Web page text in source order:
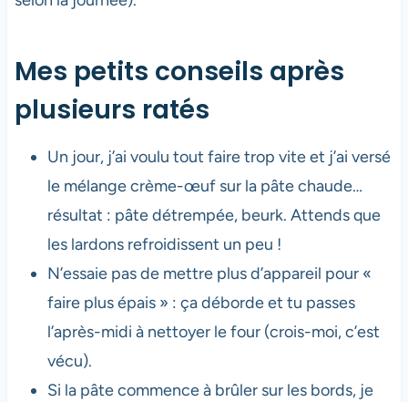
Mes petits conseils après
plusieurs ratés
Un jour, j’ai voulu tout faire trop vite et j’ai versé
le mélange crème-œuf sur la pâte chaude…
résultat : pâte détrempée, beurk. Attends que
les lardons refroidissent un peu !
N’essaie pas de mettre plus d’appareil pour «
faire plus épais » : ça déborde et tu passes
l’après-midi à nettoyer le four (crois-moi, c’est
vécu).
Si la pâte commence à brûler sur les bords, je